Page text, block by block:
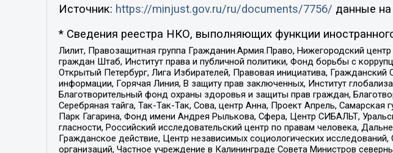
Источник: https://minjust.gov.ru/ru/documents/7756/ данные на
* Сведения реестра НКО, выполняющих функции
Лилит, Правозащитная группа Гражданин.Армия.Право, Нижегородский
граждан Штаб, Институт права и публичной политики, Фонд борьбы с
Открытый Петербург, Лига Избирателей, Правовая инициатива,
информации, Горячая Линия, В защиту прав заключенных, Институт
Благотворительный фонд охраны здоровья и защиты прав граждан,
Серебряная тайга, Так-Так-Так, Сова, центр Анна, Проект Апрель,
Парк Гагарина, Фонд имени Андрея Рылькова, Сфера, Центр СИБАЛЬТ,
гласности, Российский исследовательский центр по правам человека,
Гражданское действие, Центр независимых социологических
организаций, Частное учреждение в Калининграде Совета Министров